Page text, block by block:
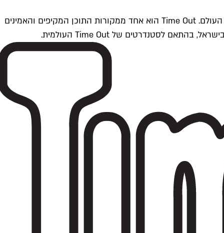
Time Outתל אביב הוא חלק מרשת Time Out Global — רשת מדיה בינלאומית הפועלת ב-360 ערים מרכזיות וב-60 מדינות ברחבי העולם. Time Out הוא אחד ממקורות התוכן המקיפים והאמינים